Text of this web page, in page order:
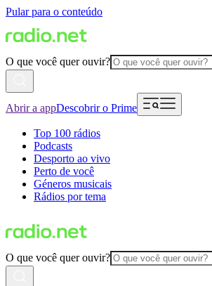
Pular para o conteúdo
O que você quer ouvir?
Abrir a appDescobrir o Prime
Top 100 rádios
Podcasts
Desporto ao vivo
Perto de você
Géneros musicais
Rádios por tema
O que você quer ouvir?